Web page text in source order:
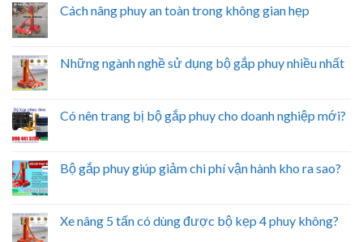
Cách nâng phuy an toàn trong không gian hẹp
Những ngành nghề sử dụng bộ gắp phuy nhiều nhất
Có nên trang bị bộ gắp phuy cho doanh nghiệp mới?
Bộ gắp phuy giúp giảm chi phí vận hành kho ra sao?
Xe nâng 5 tấn có dùng được bộ kẹp 4 phuy không?